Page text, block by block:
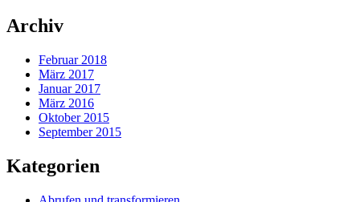
Archiv
Februar 2018
März 2017
Januar 2017
März 2016
Oktober 2015
September 2015
Kategorien